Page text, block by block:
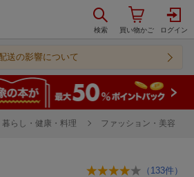
送の影響について
暮らし・健康・料理 ファッション・美容
（ 133件）